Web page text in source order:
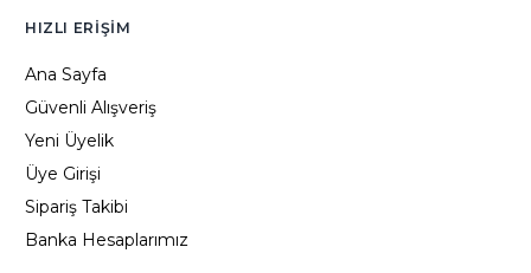
HIZLI ERIŞIM
Ana Sayfa
Güvenli Alışveriş
Yeni Üyelik
Üye Girişi
Sipariş Takibi
Banka Hesaplarımız